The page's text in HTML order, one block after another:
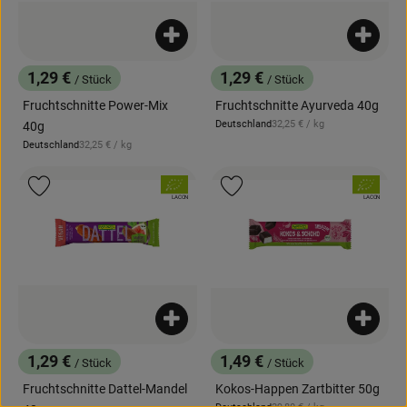
, Preis:
1,29 € / Stück
Fruchtschnitte Power-Mix
40g
, Herkunft:
Deutschland, Referenzpreis:
32,25 € / kg
Produkt zum Warenkorb hinzufügen
, Preis:
1,29 € / Stück
Fruchtschnitte Ayurveda 40g
, Herkunft:
Deutschland, Referenzpreis:
32,25 € / kg
, Preis:
1,29 € / Stück
Fruchtschnitte Dattel-Mandel
Produkt zum Warenkorb hinzufügen
, Verband:
, Kontrollstelle:
LACON
Produkt zu Favouriten hinzufügen
, Preis:
1,49 € / Stück
Kokos-Happen Zartbitter 50g
, Verband:
, Kontrollstelle:
LACON
Produkt zu Favouriten hinzufügen